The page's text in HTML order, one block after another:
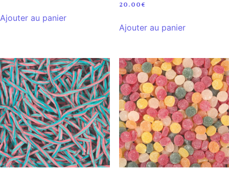
Ajouter au panier
20.00€
Ajouter au panier